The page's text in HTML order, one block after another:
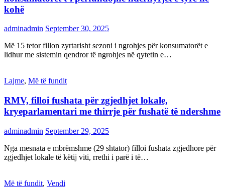
kohë
adminadmin September 30, 2025
Më 15 tetor fillon zyrtarisht sezoni i ngrohjes për konsumatorët e
lidhur me sistemin qendror të ngrohjes në qytetin e…
Lajme, Më të fundit
RMV, filloi fushata për zgjedhjet lokale,
kryeparlamentari me thirrje për fushatë të ndershme
adminadmin September 29, 2025
Nga mesnata e mbrëmshme (29 shtator) filloi fushata zgjedhore për
zgjedhjet lokale të këtij viti, rrethi i parë i të…
Më të fundit, Vendi